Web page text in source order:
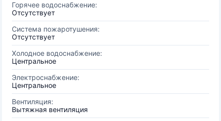
Горячее водоснабжение:
Отсутствует
Система пожаротушения:
Отсутствует
Холодное водоснабжение:
Центральное
Электроснабжение:
Центральное
Вентиляция:
Вытяжная вентиляция